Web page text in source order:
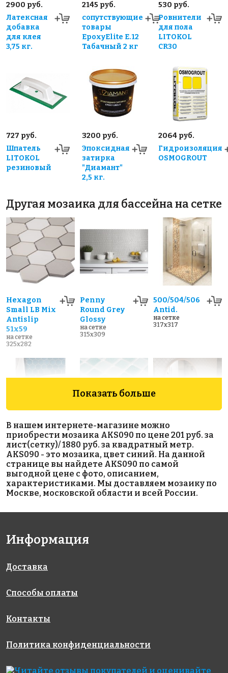
2900 руб.
Латексная
добавка
для клея
3,75 кг.
2145 руб.
сопутствующие
товары
EpoxyElite E.12
Табачный 2 кг
530 руб.
Ровнители
для пола
LITOKOL
CR30
727 руб.
Шпатель
LITOKOL
резиновый
3200 руб.
Эпоксидная
затирка
"Диамант"
2,5 кг.
2064 руб.
Гидроизоляция
OSMOGROUT
Другая мозаика для бассейна на сетке
Hexagon
Small LB Mix
Antislip
51x59
на сетке
325x282
Penny
Round Grey
Glossy
на сетке
315x309
500/504/506
Antid.
на сетке
317x317
Hexagon big
Deep Blue
Glossy
95x110
на сетке
295x256
4070 руб./м²
503/516
Antid.
на сетке
317x317
Latern
White Glossy
на сетке 28x246
Glossy 45x95
Показать больше
В нашем интернете-магазине можно
приобрести мозаика AKS090 по цене 201 руб. за
лист(сетку)/ 1880 руб. за квадратный метр.
AKS090 - это мозаика, цвет синий. На данной
странице вы найдете AKS090 по самой
выгодной цене с фото, описанием,
характеристиками. Мы доставляем мозаику по
Москве, московской области и всей России.
Информация
Доставка
Способы оплаты
Контакты
Политика конфиденциальности